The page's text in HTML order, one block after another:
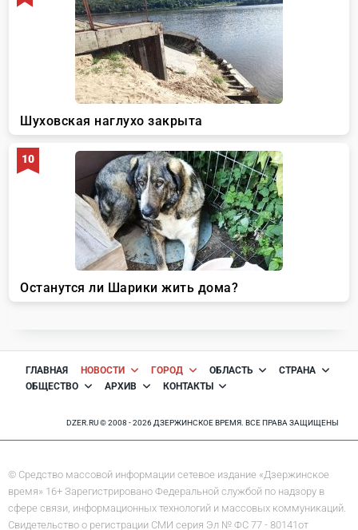
ГЛАВНАЯ НОВОСТИ ГОРОД ОБЛАСТЬ
СТРАНА
ОБЩЕСТВО
АРХИВ КОНТАКТЫ
DZER.RU © 2008 - 2026 ДЗЕРЖИНСКОЕ ВРЕМЯ. ВСЕ ПРАВА ЗАЩИЩЕНЫ
© Средство массовой информации сетевое издание «Дзержинское
время» 16+ Зарегистрировано Федеральной службой по надзору в
сфере связи, информационных технологий и массовых коммуникаций.
Свидетельство о регистрации СМИ серия Эл № ФС 77 - 80141от